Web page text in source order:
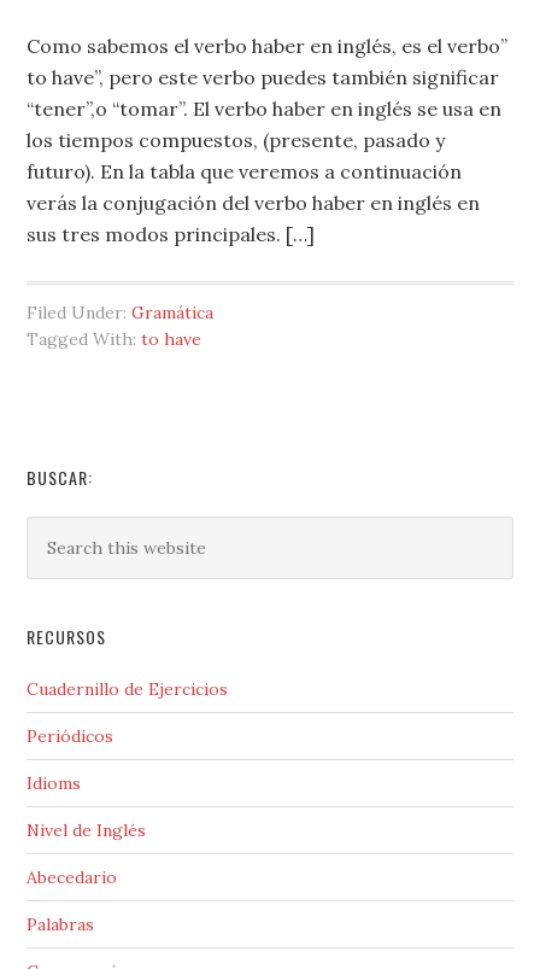
Como sabemos el verbo haber en inglés, es el verbo”
to have”, pero este verbo puedes también significar
“tener”,o “tomar”. El verbo haber en inglés se usa en
los tiempos compuestos, (presente, pasado y
futuro). En la tabla que veremos a continuación
verás la conjugación del verbo haber en inglés en
sus tres modos principales. […]
Filed Under:Gramática
Tagged With:to have
BUSCAR:
RECURSOS
Cuadernillo de Ejercicios
Periódicos
Idioms
Nivel de Inglés
Abecedario
Palabras